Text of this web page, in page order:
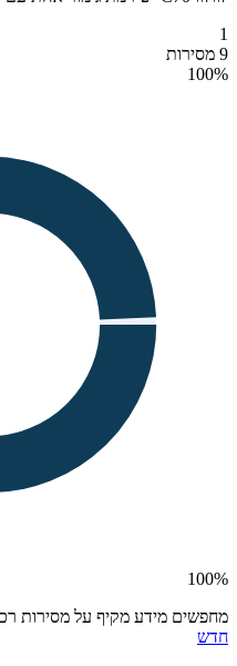
1
9 מסירות
100%
100%
מחפשים מידע מקיף על מסירות
חדש